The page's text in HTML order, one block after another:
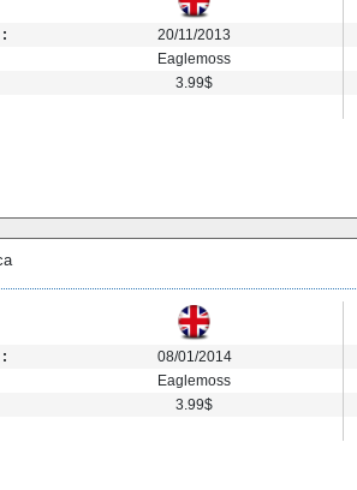
20/11/2013
Eaglemoss
3.99$
08/01/2014
Eaglemoss
3.99$